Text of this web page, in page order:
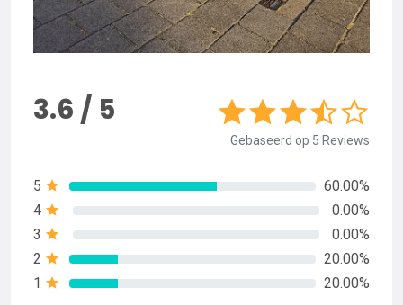
3.6 / 5
Gebaseerd op 5 Reviews
5
60.00%
4
0.00%
3
0.00%
2
20.00%
1
20.00%